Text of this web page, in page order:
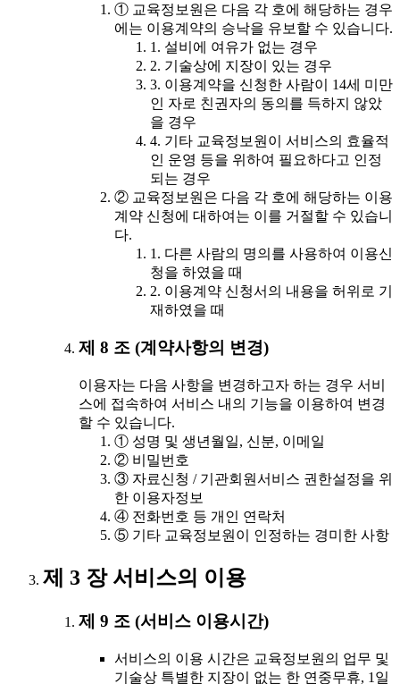
① 교육정보원은 다음 각 호에 해당하는 경우
에는 이용계약의 승낙을 유보할 수 있습니다.
1. 설비에 여유가 없는 경우
2. 기술상에 지장이 있는 경우
3. 이용계약을 신청한 사람이 14세 미만
인 자로 친권자의 동의를 득하지 않았
을 경우
4. 기타 교육정보원이 서비스의 효율적
인 운영 등을 위하여 필요하다고 인정
되는 경우
② 교육정보원은 다음 각 호에 해당하는 이용
계약 신청에 대하여는 이를 거절할 수 있습니
다.
1. 다른 사람의 명의를 사용하여 이용신
청을 하였을 때
2. 이용계약 신청서의 내용을 허위로 기
재하였을 때
제 8 조 (계약사항의 변경)
이용자는 다음 사항을 변경하고자 하는 경우 서비
스에 접속하여 서비스 내의 기능을 이용하여 변경
할 수 있습니다.
① 성명 및 생년월일, 신분, 이메일
② 비밀번호
③ 자료신청 / 기관회원서비스 권한설정을 위
한 이용자정보
④ 전화번호 등 개인 연락처
⑤ 기타 교육정보원이 인정하는 경미한 사항
제 3 장 서비스의 이용
제 9 조 (서비스 이용시간)
서비스의 이용 시간은 교육정보원의 업무 및
기술상 특별한 지장이 없는 한 연중무휴, 1일